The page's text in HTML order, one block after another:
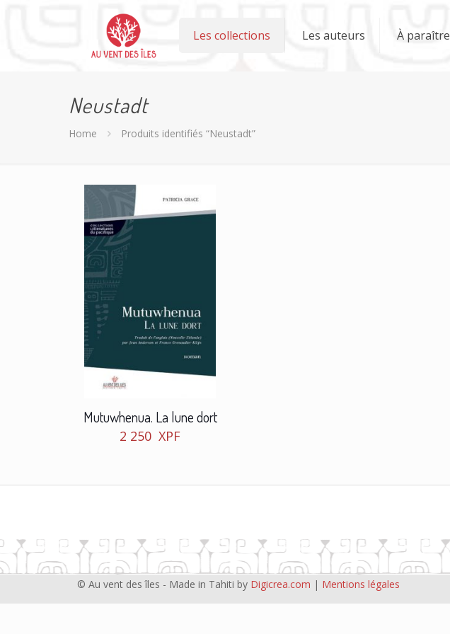
Les collections Les auteurs À paraître
Neustadt
Home Produits identifiés “Neustadt”
Mutuwhenua. La lune dort
2 250 XPF
© Au vent des îles - Made in Tahiti by Digicrea.com | Mentions légales